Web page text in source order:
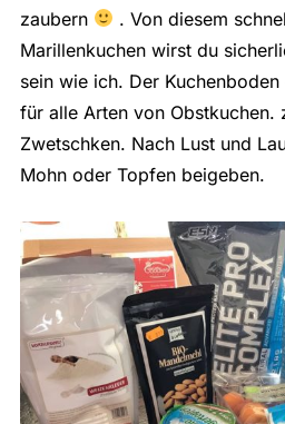
zaubern
. Von diesem
Marillenkuchen wirst du
sein wie ich. Der
für alle Arten von Obstkuchen.
Zwetschken. Nach Lust und
Mohn oder Topfen beigeben.